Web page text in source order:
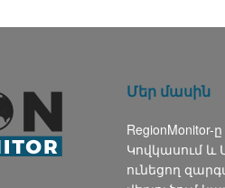
Մեր մասին
Կովկասում և
ունեցող